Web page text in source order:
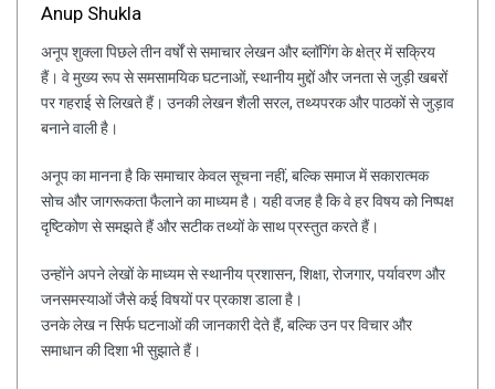
Anup Shukla
अनूप शुक्ला पिछले तीन वर्षों से समाचार लेखन और ब्लॉगिंग के क्षेत्र में सक्रिय
हैं। वे मुख्य रूप से समसामयिक घटनाओं, स्थानीय मुद्दों और जनता से जुड़ी खबरों
पर गहराई से लिखते हैं। उनकी लेखन शैली सरल, तथ्यपरक और पाठकों से जुड़ाव
बनाने वाली है।
अनूप का मानना है कि समाचार केवल सूचना नहीं, बल्कि समाज में सकारात्मक
सोच और जागरूकता फैलाने का माध्यम है। यही वजह है कि वे हर विषय को निष्पक्ष
दृष्टिकोण से समझते हैं और सटीक तथ्यों के साथ प्रस्तुत करते हैं।
उन्होंने अपने लेखों के माध्यम से स्थानीय प्रशासन, शिक्षा, रोजगार, पर्यावरण और
जनसमस्याओं जैसे कई विषयों पर प्रकाश डाला है।
उनके लेख न सिर्फ घटनाओं की जानकारी देते हैं, बल्कि उन पर विचार और
समाधान की दिशा भी सुझाते हैं।